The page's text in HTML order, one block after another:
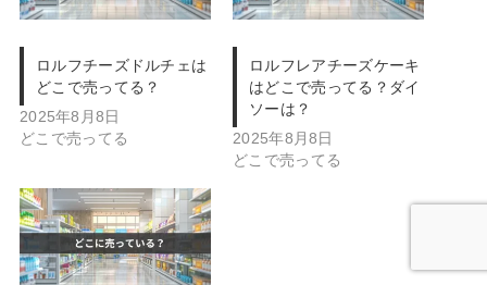
ロルフチーズドルチェは
どこで売ってる？
2025年8月8日
どこで売ってる
ロルフレアチーズケーキ
はどこで売ってる？ダイ
ソーは？
2025年8月8日
どこで売ってる